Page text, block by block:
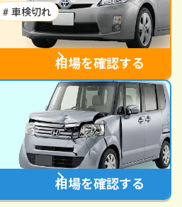
# 車検切れ
相場を確認する
相場を確認する